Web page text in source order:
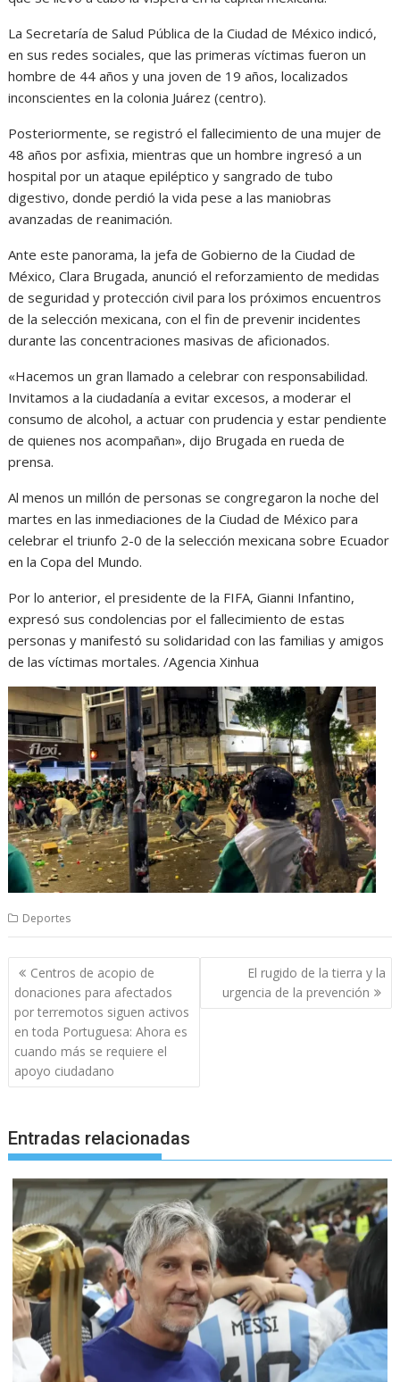
La Secretaría de Salud Pública de la Ciudad de México indicó,
en sus redes sociales, que las primeras víctimas fueron un
hombre de 44 años y una joven de 19 años, localizados
inconscientes en la colonia Juárez (centro).
Posteriormente, se registró el fallecimiento de una mujer de
48 años por asfixia, mientras que un hombre ingresó a un
hospital por un ataque epiléptico y sangrado de tubo
digestivo, donde perdió la vida pese a las maniobras
avanzadas de reanimación.
Ante este panorama, la jefa de Gobierno de la Ciudad de
México, Clara Brugada, anunció el reforzamiento de medidas
de seguridad y protección civil para los próximos encuentros
de la selección mexicana, con el fin de prevenir incidentes
durante las concentraciones masivas de aficionados.
«Hacemos un gran llamado a celebrar con responsabilidad.
Invitamos a la ciudadanía a evitar excesos, a moderar el
consumo de alcohol, a actuar con prudencia y estar pendiente
de quienes nos acompañan», dijo Brugada en rueda de
prensa.
Al menos un millón de personas se congregaron la noche del
martes en las inmediaciones de la Ciudad de México para
celebrar el triunfo 2-0 de la selección mexicana sobre Ecuador
en la Copa del Mundo.
Por lo anterior, el presidente de la FIFA, Gianni Infantino,
expresó sus condolencias por el fallecimiento de estas
personas y manifestó su solidaridad con las familias y amigos
de las víctimas mortales. /Agencia Xinhua
Deportes
Navegación
de
entradas
Centros de acopio de
donaciones para afectados
por terremotos siguen activos
en toda Portuguesa: Ahora es
cuando más se requiere el
apoyo ciudadano
El rugido de la tierra y la
urgencia de la prevención
Entradas relacionadas